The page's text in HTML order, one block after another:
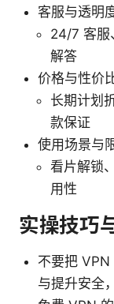
客服与透明
24/7 客服
解答
价格与性价
长期计划
款保证
使用场景与
看片解锁
用性
实操技巧
不要把 VPN
与提升安全